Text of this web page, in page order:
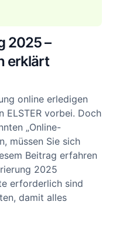
2025 –
erklärt
online erledigen
ELSTER vorbei. Doch
„Online-
müssen Sie sich
Beitrag erfahren
2025
erforderlich sind
damit alles